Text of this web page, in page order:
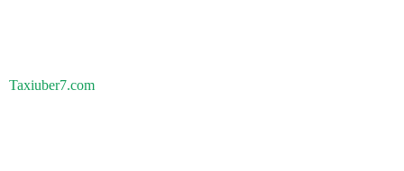
Taxiuber7.com